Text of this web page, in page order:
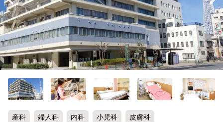
産科 婦人科 内科 小児科 皮膚科